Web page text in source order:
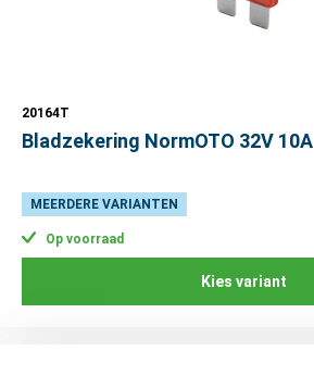
20164T
Bladzekering NormOTO 32V 10A
MEERDERE VARIANTEN
Op voorraad
Kies variant